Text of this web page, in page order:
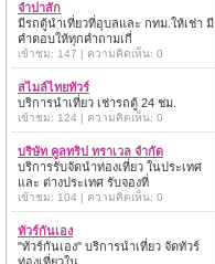
จำปาสัก
มีรถตู้นำเที่ยวที่อุบลและ กทม.ให้เช่า มี
คำตอบให้ทุกคำถามเกี่
เข้าชม: 147 | ความคิดเห็น: 0
สไมล์ไทยทัวร์
บริการนำเที่ยว เช่ารถตู้ 24 ชม.
เข้าชม: 124 | ความคิดเห็น: 0
บริษัท คูลทริป ทราเวล จำกัด
บริการรับจัดนำท่องเที่ยว ในประเทศ
และ ต่างประเทศ รับจองที่
เข้าชม: 104 | ความคิดเห็น: 0
ทัวร์กันเอง
"ทัวร์กันเอง" บริการนำเที่ยว จัดทัวร์